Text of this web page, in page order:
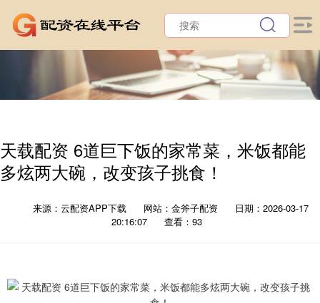
天载配资 6道巨下饭的家常菜，米饭都能
多炫两大碗，改变孩子挑食！
来源：云配资APP下载 网站：金斧子配资
日期：2026-03-17
20:16:07
查看：93